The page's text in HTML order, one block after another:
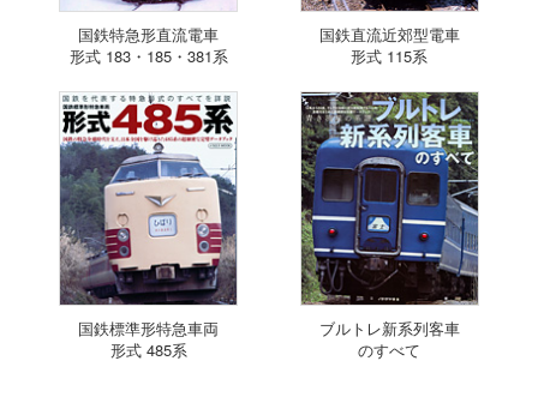
国鉄特急形直流電車
形式 183・185・381系
国鉄直流近郊型電車
形式 115系
国鉄標準形特急車両
形式 485系
ブルトレ新系列客車
のすべて